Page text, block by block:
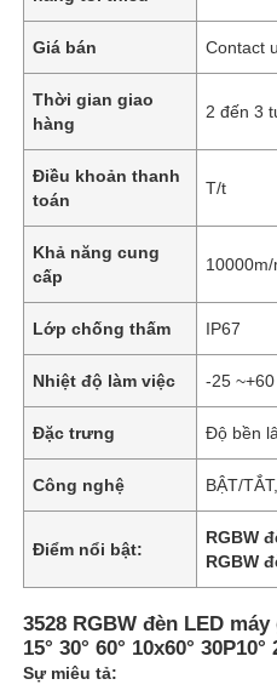
Giá bán Contact
Thời gian giao
hàng
2 đến 3
Điều khoản thanh
toán
T/t
Khả năng cung
cấp
10000m/
Lớp chống thấm IP67
Nhiệt độ làm việc -25 ~+60
Đặc trưng Độ bền
Công nghệ BẬT/
Điểm nổi bật:
RGBW
RGBW
3528 RGBW đèn LED
15° 30° 60° 10x60° 30P10°
Sự miêu tả: